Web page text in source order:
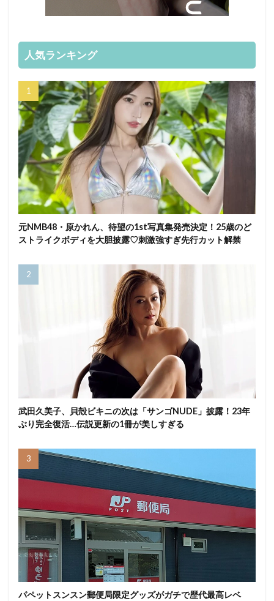
人気ランキング
元NMB48・原かれん、待望の1st写真集発売決定！25歳のど
ストライクボディを大胆披露♡刺激強すぎ先行カット解禁
武田久美子、貝殻ビキニの次は「サンゴNUDE」披露！23年
ぶり完全復活…伝説更新の1冊が美しすぎる
パペットスンスン郵便局限定グッズがガチで歴代最高レベ